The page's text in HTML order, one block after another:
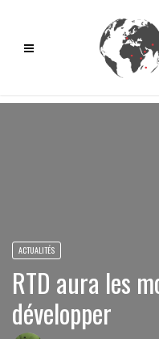
ACTUALITÉS
RTD aura les
développer